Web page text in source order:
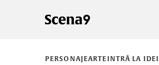
PERSONAJEARTEINTRĂ LA IDEI